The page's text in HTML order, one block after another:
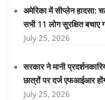
अमेरिका में सीप्लेन हादसा:
सभी 11 लोग सुरक्षित बचाए
July 25, 2026
सरकार ने मानी
छात्रों पर दर्ज एफआईआर
July 25, 2026